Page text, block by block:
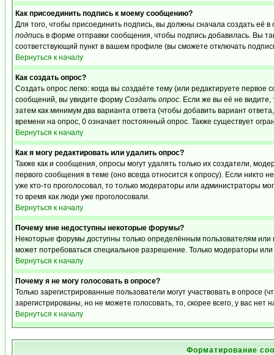
Как присоединить подпись к моему сообщению?
Для того, чтобы присоединить подпись, вы должны сначала создать её
подпись в форме отправки сообщения, чтобы подпись добавилась. Вы
соответствующий пункт в вашем профиле (вы сможете отключать
Вернуться к началу
Как создать опрос?
Создать опрос легко: когда вы создаёте тему (или редактируете
сообщений, вы увидите форму Создать опрос. Если же вы её не видите,
затем как минимум два варианта ответа (чтобы добавить вариант
времени на опрос, 0 означает постоянный опрос. Также существует
Вернуться к началу
Как я могу редактировать или удалить опрос?
Также как и сообщения, опросы могут удалять только их создатели,
первого сообщения в теме (оно всегда относится к опросу). Если никто
уже кто-то проголосовал, то только модераторы или администраторы
то время как люди уже проголосовали.
Вернуться к началу
Почему мне недоступны некоторые форумы?
Некоторые форумы доступны только определённым пользователям или
может потребоваться специальное разрешение. Только модераторы
Вернуться к началу
Почему я не могу голосовать в опросе?
Только зарегистрированные пользователи могут участвовать в опросе
зарегистрированы, но не можете голосовать, то, скорее всего, у вас нет
Вернуться к началу
Форматирование